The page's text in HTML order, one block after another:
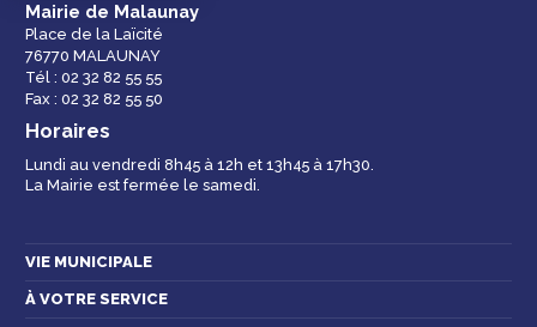
Mairie de Malaunay
Place de la Laïcité
76770 MALAUNAY
Tél : 02 32 82 55 55
Fax : 02 32 82 55 50
Horaires
Lundi au vendredi 8h45 à 12h et 13h45 à 17h30.
La Mairie est fermée le samedi.
VIE MUNICIPALE
À VOTRE SERVICE